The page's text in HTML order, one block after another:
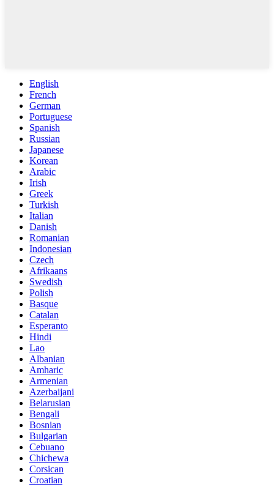
English
French
German
Portuguese
Spanish
Russian
Japanese
Korean
Arabic
Irish
Greek
Turkish
Italian
Danish
Romanian
Indonesian
Czech
Afrikaans
Swedish
Polish
Basque
Catalan
Esperanto
Hindi
Lao
Albanian
Amharic
Armenian
Azerbaijani
Belarusian
Bengali
Bosnian
Bulgarian
Cebuano
Chichewa
Corsican
Croatian